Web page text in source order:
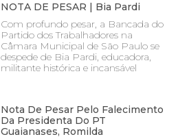
NOTA DE PESAR | Bia Pardi
Com profundo pesar, a Bancada do
Partido dos Trabalhadores na
Câmara Municipal de São Paulo se
despede de Bia Pardi, educadora,
militante histórica e incansável
Nota De Pesar Pelo Falecimento
Da Presidenta Do PT
Guaianases, Romilda